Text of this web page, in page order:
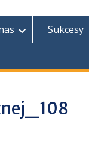
Sukcesy